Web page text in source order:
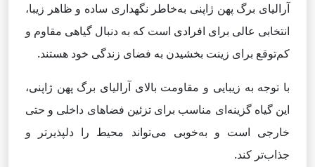
آرالیای برگ پهن ژاپنی به‌خاطر نگهداری ساده و ظاهر زیبا،
انتخابی عالی برای افرادی است که به دنبال گیاهی مقاوم و
کم‌توقع برای زینت بخشیدن به فضای زندگی خود هستند.
با توجه به زیبایی و مقاومت بالای آرالیای برگ پهن ژاپنی،
این گیاه گزینه‌ای مناسب برای تزئین فضاهای داخلی و حتی
خارجی است و به‌خوبی می‌تواند محیط را دلپذیرتر و
جذاب‌تر کند.